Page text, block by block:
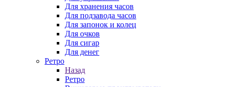
Для хранения часов
Для подзавода часов
Для запонок и колец
Для очков
Для сигар
Для денег
Ретро
Назад
Ретро